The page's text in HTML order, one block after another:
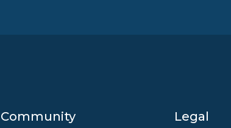
Community Legal